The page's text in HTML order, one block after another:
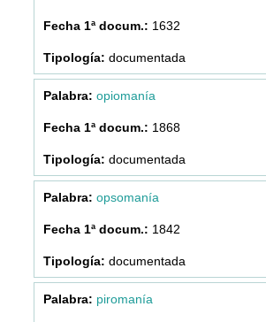
1632
documentada
opiomanía
1868
documentada
opsomanía
1842
documentada
piromanía